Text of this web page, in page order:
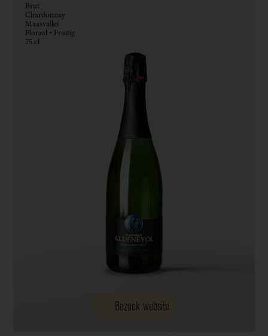
Brut
Chardonnay
Maasvallei
Floraal • Fruitig
75 cl
Bezoek website